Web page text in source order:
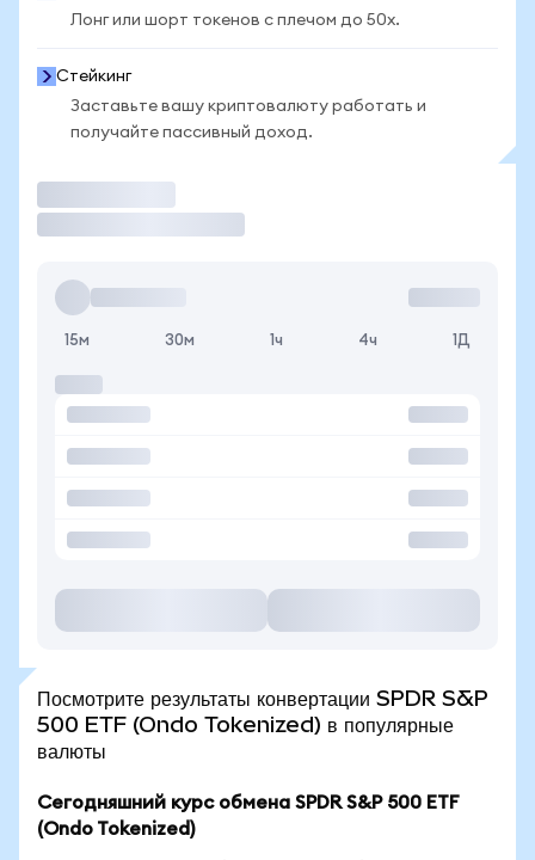
Лонг или шорт токенов с плечом до 50x.
Стейкинг
Заставьте вашу криптовалюту работать и
получайте пассивный доход.
15м 30м 1ч 4ч 1Д
Посмотрите результаты конвертации SPDR S&P
500 ETF (Ondo Tokenized) в популярные
валюты
Сегодняшний курс обмена SPDR S&P 500 ETF
(Ondo Tokenized)